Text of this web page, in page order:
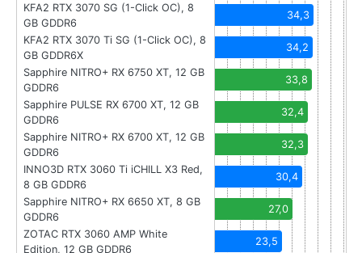
KFA2 RTX 3070 SG (1-Click OC), 8
GB GDDR6
34,3
KFA2 RTX 3070 Ti SG (1-Click OC), 8
GB GDDR6X
34,2
Sapphire NITRO+ RX 6750 XT, 12 GB
GDDR6
33,8
Sapphire PULSE RX 6700 XT, 12 GB
GDDR6
32,4
Sapphire NITRO+ RX 6700 XT, 12 GB
GDDR6
32,3
INNO3D RTX 3060 Ti iCHILL X3 Red,
8 GB GDDR6
30,4
Sapphire NITRO+ RX 6650 XT, 8 GB
GDDR6
27,0
ZOTAC RTX 3060 AMP White
Edition, 12 GB GDDR6
23,5